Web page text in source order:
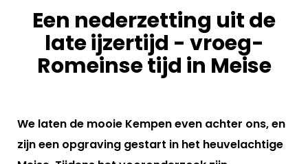
Een nederzetting uit de
late ijzertijd - vroeg-
Romeinse tijd in Meise
We laten de mooie Kempen even achter ons, en
zijn een opgraving gestart in het heuvelachtige